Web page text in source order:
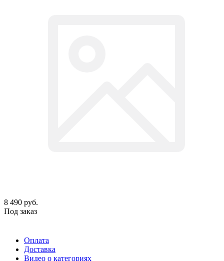
8 490 руб.
Под заказ
Оплата
Доставка
Видео о категориях